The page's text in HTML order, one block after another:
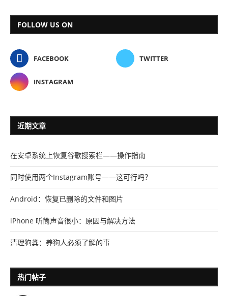
FOLLOW US ON
FACEBOOK TWITTER
INSTAGRAM
近期文章
在安卓系统上恢复谷歌搜索栏——操作指南
同时使用两个Instagram账号——这可行吗？
Android：恢复已删除的文件和图片
iPhone 听筒声音很小：原因与解决方法
清理狗粪：养狗人必须了解的事
热门帖子